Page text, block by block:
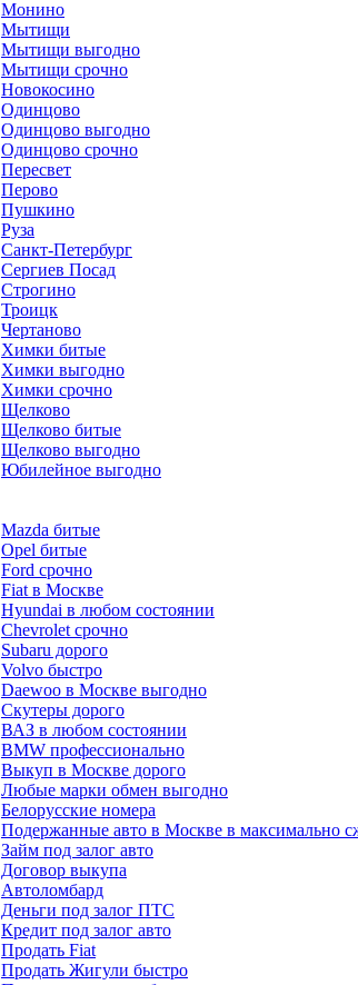
Монино
Мытищи
Мытищи выгодно
Мытищи срочно
Новокосино
Одинцово
Одинцово выгодно
Одинцово срочно
Пересвет
Перово
Пушкино
Руза
Санкт-Петербург
Сергиев Посад
Строгино
Троицк
Чертаново
Химки битые
Химки выгодно
Химки срочно
Щелково
Щелково битые
Щелково выгодно
Юбилейное выгодно
Mazda битые
Opel битые
Ford срочно
Fiat в Москве
Hyundai в любом состоянии
Chevrolet срочно
Subaru дорого
Volvo быстро
Daewoo в Москве выгодно
Скутеры дорого
ВАЗ в любом состоянии
BMW профессионально
Выкуп в Москве дорого
Любые марки обмен выгодно
Белорусские номера
Подержанные авто в Москве в максимально
Займ под залог авто
Договор выкупа
Автоломбард
Деньги под залог ПТС
Кредит под залог авто
Продать Fiat
Продать Жигули быстро